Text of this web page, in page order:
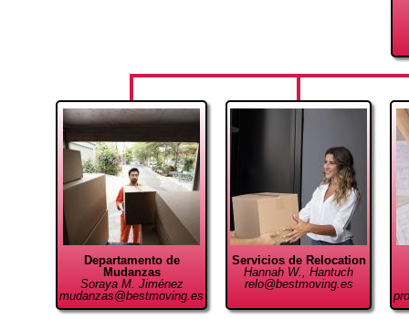
Departamento de
Mudanzas
Soraya M. Jiménez
mudanzas@bestmoving.es
Servicios de Relocation
Hannah W., Hantuch
relo@bestmoving.es